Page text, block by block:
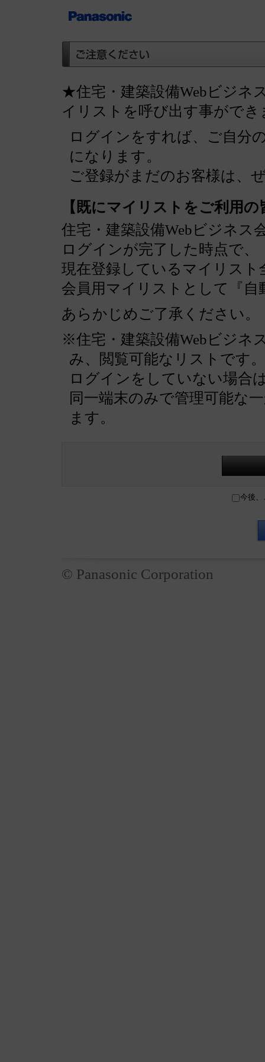
★住宅・建築設備Webビジネ
イリストを呼び出す事ができ
ログインをすれば、ご自分
になります。
ご登録がまだのお客様は、
【既にマイリストをご利用の
住宅・建築設備Webビジネス
ログインが完了した時点で、
現在登録しているマイリスト
会員用マイリストとして『
あらかじめご了承ください。
※住宅・建築設備Webビジネ
み、閲覧可能なリストです。
ログインをしていない場合
同一端末のみで管理可能な
ます。
今後、
© Panasonic Corporation